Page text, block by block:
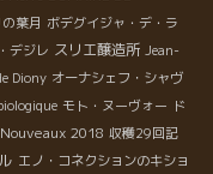
葉月 ボデグイジャ・デ・ラ
デジレ スリエ醸造所 Jean-
Diony オーナシェフ・シャヴ
モト・ヌーヴォー ド
2018 収穫29回記
エノ・コネクションのキショ